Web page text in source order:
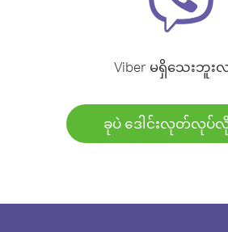
Viber မရှိသေးဘူးလ
ခုပဲ ဒေါင်းလုတ်လုပ်